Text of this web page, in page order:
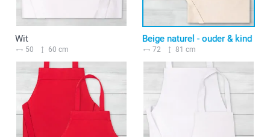
Wit
50 60 cm
Beige naturel - ouder & kind
72 81 cm